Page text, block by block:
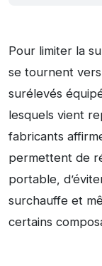
Pour limiter la
se tournent
surélevés
lesquels vient
fabricants
permettent de
portable,
surchauffe et
certains